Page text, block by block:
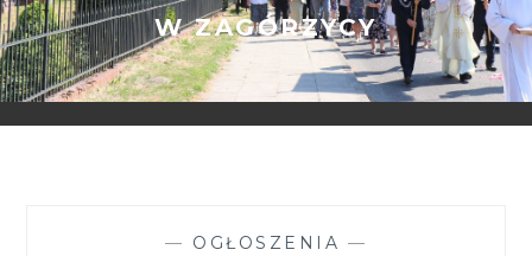
W ZAGÓRZYCY
— OGŁOSZENIA —